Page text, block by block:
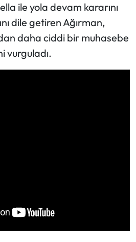
ile yola devam kararını
dile getiren Ağırman,
daha ciddi bir muhasebe
vurguladı.